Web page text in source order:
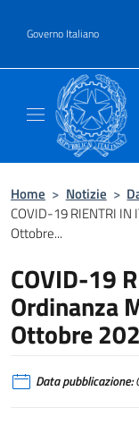
Governo Italiano
Home > Notizie >
COVID-19 RIENTRI
Ottobre...
COVID-19
Ordinanza
Ottobre
Data pubblicazione: